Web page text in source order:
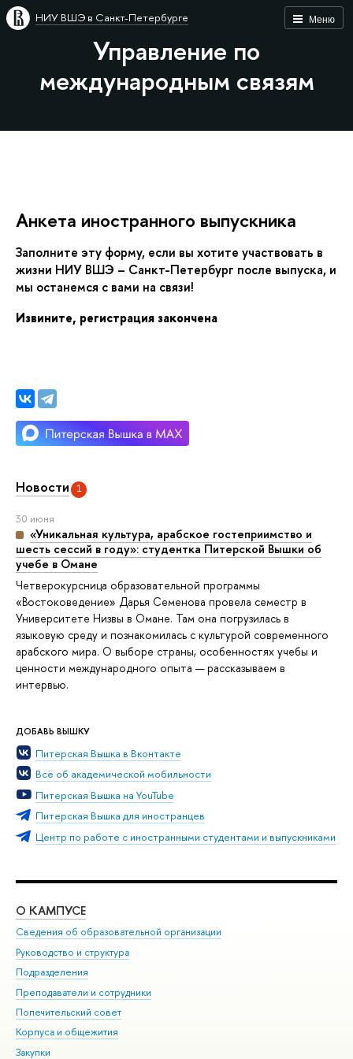
Меню
НИУ ВШЭ в Санкт-Петербурге
Управление по
международным связям
Новости 1
30 июня
«Уникальная культура, арабское гостеприимство и
шесть сессий в году»: студентка Питерской Вышки о
учебе в Омане
Четверокурсница образовательной программы
«Востоковедение» Дарья Семенова провела семестр
Университете Низвы в Омане. Там она погрузилась
языковую среду и познакомилась с культурой современного
арабского мира. О выборе страны, особенностях учебы и
ценности международного опыта — рассказываем
интервью.
ДОБАВЬ ВЫШКУ
Питерская Вышка в Вконтакте
сё об академической мобильности
Питерская Вышка на YouTube
Питерская Вышка для иностранце
Центр по работе с иностранными студентами и выпускниками
Анкета иностранного выпускника
Заполните эту форму, если вы хотите участвовать
жизни НИУ ВШЭ – Санкт-Петербург после выпуска, и
мы останемся с вами на связи!
Извините, регистрация закончена
О КАМПУСЕ
Сведения об образовательной организации
Руководство и структура
Подразделения
Преподаватели и сотрудники
Попечительский совет
Корпуса и общежития
Закупки